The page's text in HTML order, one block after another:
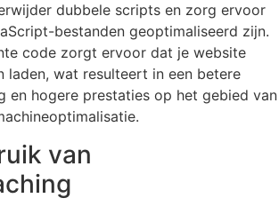
dubbele scripts en zorg ervoor
bestanden geoptimaliseerd zijn.
code zorgt ervoor dat je website
laden, wat resulteert in een betere
en hogere prestaties op het gebied van
van